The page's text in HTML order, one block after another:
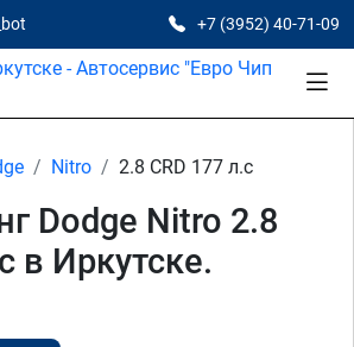
+7 (3952) 40-71-09
Nitro 2.8 CRD 177 л.с
Dodge Nitro 2.8
в Иркутске.